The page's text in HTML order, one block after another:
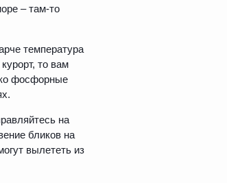
– там-то
температура
то вам
фосфорные
на
бликов на
вылететь из